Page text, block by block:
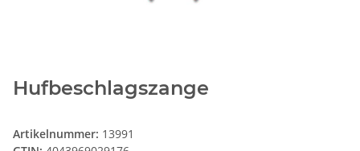
Hufbeschlagszange
Artikelnummer: 13991